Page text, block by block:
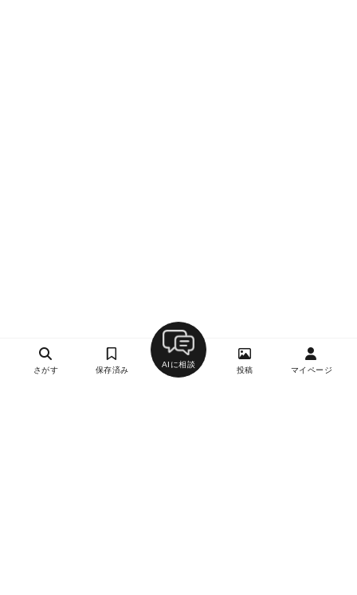
さがす 保存済み
AIに相談
投稿 マイページ